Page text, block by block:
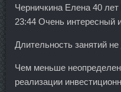
Черничкина Елена 40
23:44 Очень интересный
Длительность занятий
Чем меньше
реализации